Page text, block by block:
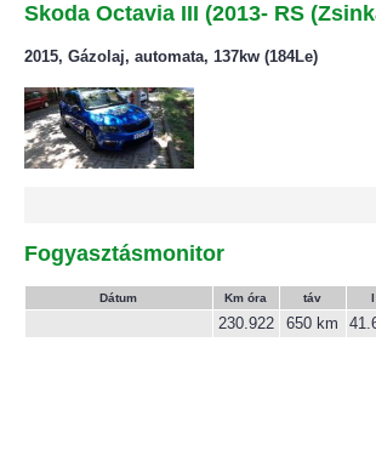
Skoda Octavia III (2013- RS
2015, Gázolaj, automata, 137kw (184Le)
Fogyasztásmonitor
Dátum Km óra táv l
230.922 650 km